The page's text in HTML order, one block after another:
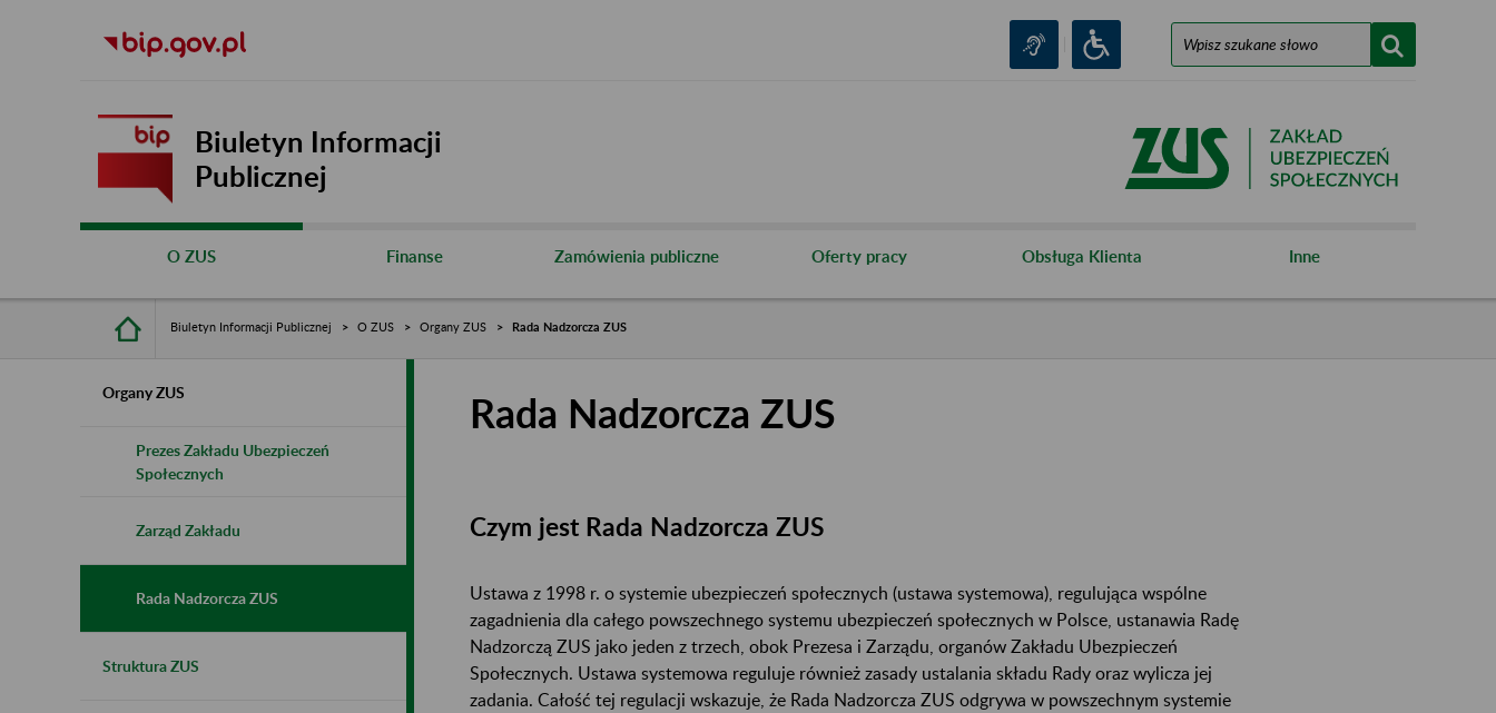
Biuletyn Informacji
Publicznej
O ZUS Finanse Zamówienia publiczne Oferty pracy Obsługa Klienta Inne
Biuletyn Informacji Publicznej O ZUS Organy ZUS Rada Nadzorcza ZUS
Organy ZUS
Prezes Zakładu Ubezpieczeń
Społecznych
Zarząd Zakładu
Rada Nadzorcza ZUS
Struktura ZUS
Rada Nadzorcza ZUS
Czym jest Rada Nadzorcza ZUS
Ustawa z 1998 r. o systemie ubezpieczeń społecznych (ustawa systemowa), regulująca wspólne
zagadnienia dla całego powszechnego systemu ubezpieczeń społecznych w Polsce, ustanawia Radę
Nadzorczą ZUS jako jeden z trzech, obok Prezesa i Zarządu, organów Zakładu Ubezpieczeń
Społecznych. Ustawa systemowa reguluje również zasady ustalania składu Rady oraz wylicza jej
zadania. Całość tej regulacji wskazuje, że Rada Nadzorcza ZUS odgrywa w powszechnym systemie